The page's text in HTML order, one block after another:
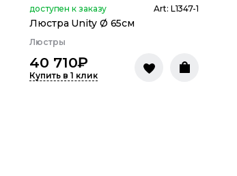
доступен к заказу Art: L1347-1
Люстра Unity Ø 65см
Люстры
40 710₽
Купить в 1 клик